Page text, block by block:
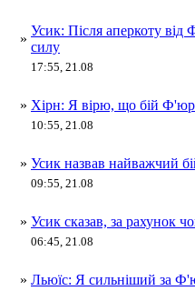
»
Усик: Після аперкоту від
силу
17:55, 21.08
» Хірн: Я вірю, що бій
10:55, 21.08
» Усик назвав найважчий
09:55, 21.08
» Усик сказав, за рахунок
06:45, 21.08
» Льюїс: Я сильніший за